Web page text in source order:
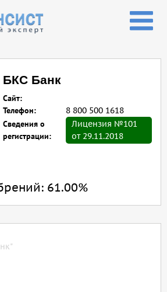
БКС Банк
Сайт:
Телефон:
8 800 500 1618
Сведения о
регистрации:
Лицензия №101
от 29.11.2018
61.00%